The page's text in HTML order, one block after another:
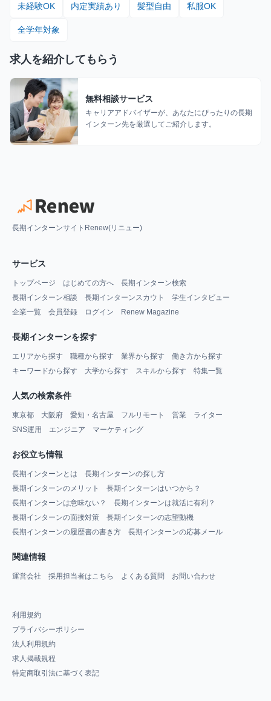
未経験OK 内定実績あり 髪型自由 私服OK
全学年対象
求人を紹介してもらう
無料相談サービス
キャリアアドバイザーが、あなたにぴったりの長期
インターン先を厳選してご紹介します。
長期インターンサイトRenew(リニュー)
サービス
トップページ はじめての方へ
長期インターン検索
長期インターン相談
長期インターンスカウト
学生インタビュー
企業一覧
会員登録 ログイン Renew Magazine
長期インターンを探す
エリアから探す 職種から探す 業界から探す
働き方から探す
キーワードから探す
大学から探す スキルから探す 特集一覧
人気の検索条件
東京都 大阪府 愛知・名古屋 フルリモート 営業
ライター
SNS運用
エンジニア マーケティング
お役立ち情報
長期インターンとは
長期インターンの探し方
長期インターンのメリット
長期インターンはいつから？
長期インターンは意味ない？
長期インターンは就活に有利？
長期インターンの面接対策
長期インターンの志望動機
長期インターンの履歴書の書き方
長期インターンの応募メール
関連情報
運営会社 採用担当者はこちら よくある質問 お問い合わせ
利用規約
プライバシーポリシー
法人利用規約
求人掲載規程
特定商取引法に基づく表記